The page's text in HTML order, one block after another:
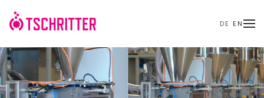
Skip to main content DE EN